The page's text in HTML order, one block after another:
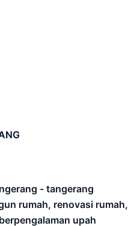
- tangerang
rumah, renovasi rumah,
upah